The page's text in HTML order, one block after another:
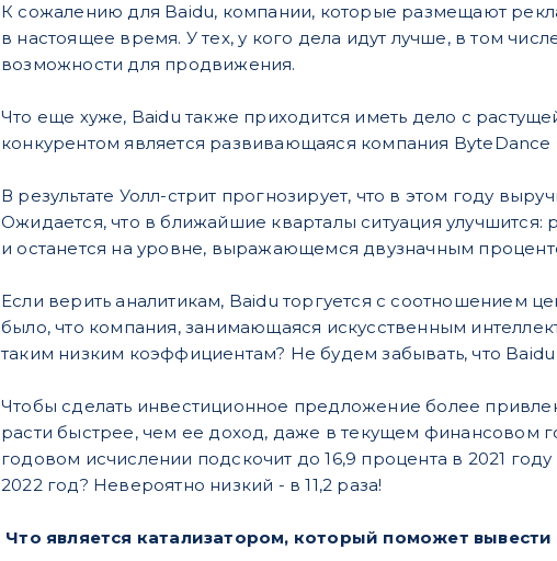
К сожалению для Baidu, компании, которые размещают
в настоящее время. У тех, у кого дела идут лучше, в том
возможности для продвижения.
Что еще хуже, Baidu также приходится иметь дело с
конкурентом является развивающаяся компания ByteDance
В результате Уолл-стрит прогнозирует, что в этом году
Ожидается, что в ближайшие кварталы ситуация улучшится:
и останется на уровне, выражающемся двузначным
Если верить аналитикам, Baidu торгуется с соотношением
было, что компания, занимающаяся искусственным
таким низким коэффициентам? Не будем забывать, что
Чтобы сделать инвестиционное предложение более
расти быстрее, чем ее доход, даже в текущем финансовом
годовом исчислении подскочит до 16,9 процента в 2021
2022 год? Невероятно низкий - в 11,2 раза!
Что является катализатором, который поможет